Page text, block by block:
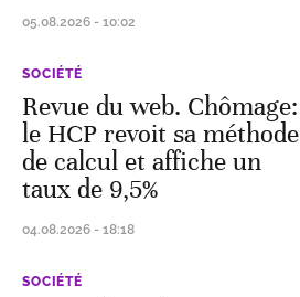
05.08.2026 - 10:02
SOCIÉTÉ
Revue du web. Chômage:
le HCP revoit sa méthode
de calcul et affiche un
taux de 9,5%
04.08.2026 - 18:18
SOCIÉTÉ